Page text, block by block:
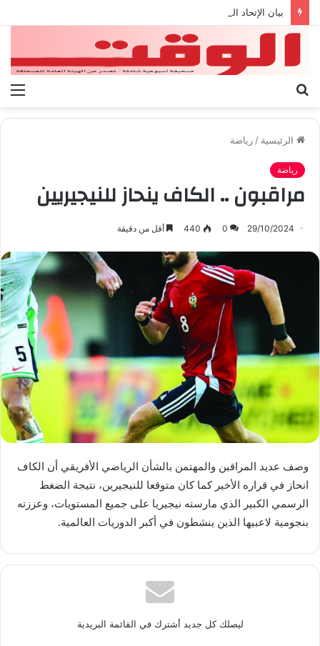
بيان الإتحاد الوطنى العام لعمال ليبيا
الرئيسية / رياضة
رياضة
مراقبون .. الكاف ينحاز للنيجيريين
29/10/2024
0
440 أقل من دقيقة
وصف عديد المراقبن والمهتمن بالشأن الرياضي الأفريقي أن الكاف
انحاز في قراره الأخير كما كان متوقعا للنيجيرين، نتيجة الضغط
الرسمي الكبير الذي مارسته نيجيريا على جميع المستويات، وعززته
بنجومية لاعبيها الذين ينشطون في أكبر الدوريات العالمية.
ليصلك كل جديد أشترك في القائمة البريدية